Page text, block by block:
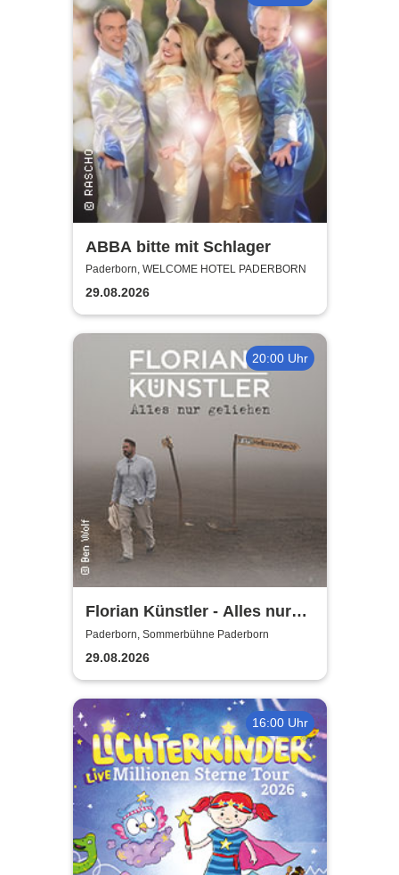
ABBA bitte mit Schlager
Paderborn, WELCOME HOTEL PADERBORN
29.08.2026
20:00 Uhr
Florian Künstler - Alles nur
geliehen - Tour 2026/2027
Paderborn, Sommerbühne Paderborn
29.08.2026
16:00 Uhr